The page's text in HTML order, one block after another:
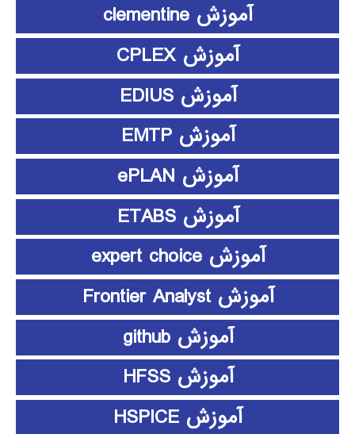
آموزش clementine
آموزش CPLEX
آموزش EDIUS
آموزش EMTP
آموزش ePLAN
آموزش ETABS
آموزش expert choice
آموزش Frontier Analyst
آموزش github
آموزش HFSS
آموزش HSPICE